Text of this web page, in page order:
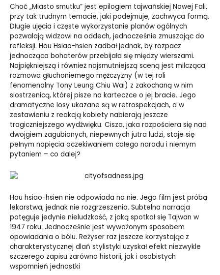
Choć „Miasto smutku” jest epilogiem tajwańskiej Nowej Fali,
przy tak trudnym temacie, jaki podejmuje, zachwyca formą.
Długie ujęcia i częste wykorzystanie planów ogólnych
pozwalają widzowi na oddech, jednocześnie zmuszając do
refleksji. Hou Hsiao-hsien zadbał jednak, by rozpacz
jednocząca bohaterów przebijała się między wierszami.
Najpiękniejszą i również najsmutniejszą sceną jest milcząca
rozmowa głuchoniemego mężczyzny (w tej roli
fenomenalny Tony Leung Chiu Wai) z zakochaną w nim
siostrzenicą, której pisze na karteczce o jej bracie. Jego
dramatyczne losy ukazane są w retrospekcjach, a w
zestawieniu z reakcją kobiety nabierają jeszcze
tragiczniejszego wydźwięku. Cisza, jaka rozpościera się nad
dwojgiem zagubionych, niepewnych jutra ludzi, staje się
pełnym napięcia oczekiwaniem całego narodu i niemym
pytaniem – co dalej?
Hou hsiao-hsien nie odpowiada na nie. Jego film jest próbą
lekarstwa, jednak nie rozgrzeszenia. Subtelna narracja
potęguje jedynie nieludzkość, z jaką spotkał się Tajwan w
1947 roku. Jednocześnie jest wyważonym sposobem
opowiadania o bólu. Reżyser raz jeszcze korzystając z
charakterystycznej dlań stylistyki uzyskał efekt niezwykle
szczerego zapisu zarówno historii, jak i osobistych
wspomnień jednostki